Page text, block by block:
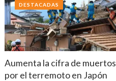
Aumenta la cifra de muertos
por el terremoto en Japón
DESTACADAS